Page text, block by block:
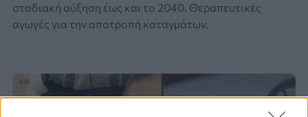
σταδιακή αύξηση έως και το 2040. Θεραπευτικές
αγωγές για την αποτροπή καταγμάτων.